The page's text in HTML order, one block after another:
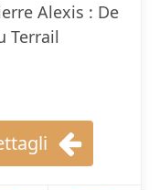
Alexis : De
Terrail